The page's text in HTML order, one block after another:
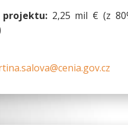
projektu:2,25 mil € (z